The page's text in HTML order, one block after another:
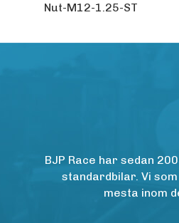
Nut-M12-1.25-ST
BJP Race har sedan
standardbilar. Vi
mesta inom